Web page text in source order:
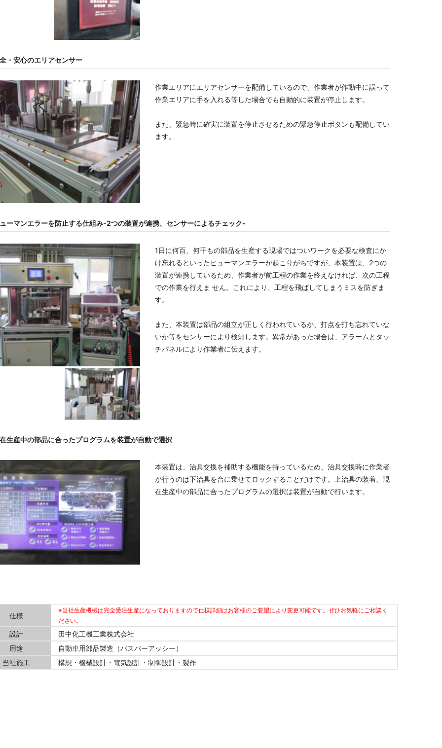
・安心のエリアセンサー
作業エリアにエリアセンサーを配備しているので、作業者が作動中に誤って
作業エリアに手を入れる等した場合でも自動的に装置が停止します。
また、緊急時に確実に装置を停止させるための緊急停止ボタンも配備してい
ます。
ーマンエラーを防止する仕組み-2つの装置が連携、センサーによるチェック-
1日に何百、何千もの部品を生産する現場ではついワークを必要な検査にか
け忘れるといったヒューマンエラーが起こりがちですが、本装置は、2つの
装置が連携しているため、作業者が前工程の作業を終えなければ、次の工程
での作業を行えま せん。これにより、工程を飛ばしてしまうミスを防ぎま
す。
また、本装置は部品の組立が正しく行われているか、打点を打ち忘れていな
いか等をセンサーにより検知します。異常があった場合は、アラームとタッ
チパネルにより作業者に伝えます。
生産中の部品に合ったプログラムを装置が自動で選択
本装置は、治具交換を補助する機能を持っているため、治具交換時に作業者
が行うのは下治具を台に乗せてロックすることだけです。上治具の装着、現
在生産中の部品に合ったプログラムの選択は装置が自動で行います。
仕様
※当社生産機械は完全受注生産になっておりますので仕様詳細はお客様のご要望により変更可能です。ぜひお気軽にご相談く
ださい。
設計
田中化工機工業株式会社
用途
自動車用部品製造（バスバーアッシー）
当社施工
構想・機械設計・電気設計・制御設計・製作